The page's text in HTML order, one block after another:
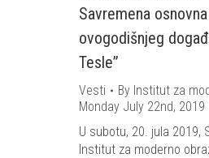
Savremena
ovogodišnjeg
Tesle”
Vesti By Institut za
Monday July 22nd, 2019
U subotu, 20. jula 2019,
Institut za moderno